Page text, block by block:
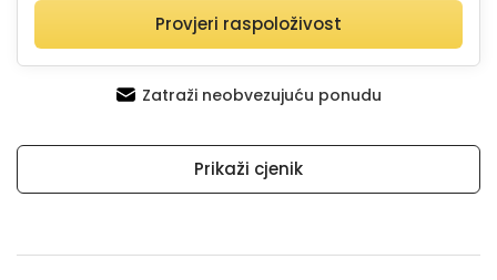
Provjeri raspoloživost
Zatraži neobvezujuću ponudu
Prikaži cjenik